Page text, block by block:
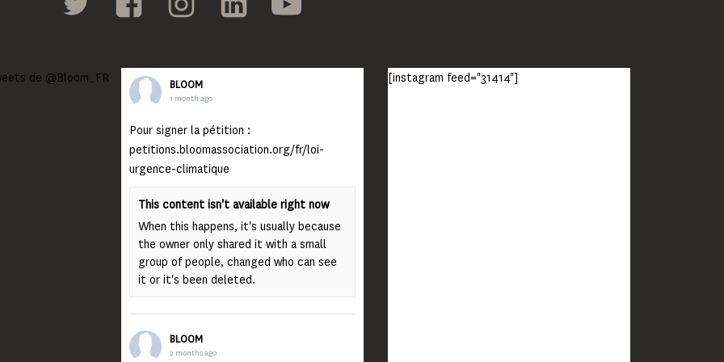
de @Bloom_FR BLOOM
1 month ago
Pour signer la pétition :
petitions.bloomassociation.org/fr/loi-
urgence-climatique
This content isn't available right now
When this happens, it's usually because
the owner only shared it with a small
group of people, changed who can see
it or it's been deleted.
BLOOM
2 months ago
[instagram feed="31414"]